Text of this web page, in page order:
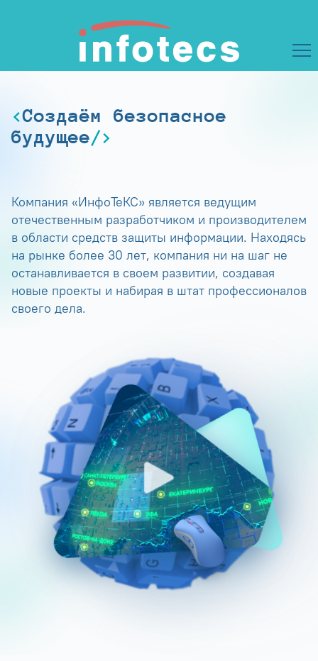
Создаём безопасное
будущее
Компания «ИнфоТеКС» является ведущим
отечественным разработчиком и производителем
в области средств защиты информации. Находясь
на рынке более 30 лет, компания ни на шаг не
останавливается в своем развитии, создавая
новые проекты и набирая в штат профессионалов
своего дела.